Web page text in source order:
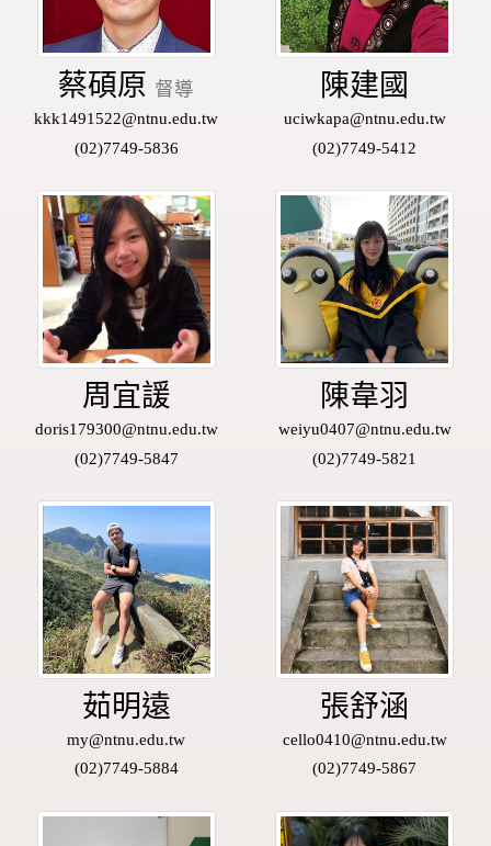
蔡碩原 督導
kkk1491522@ntnu.edu.tw
(02)7749-5836
陳建國
uciwkapa@ntnu.edu.tw
(02)7749-5412
周宜諼
doris179300@ntnu.edu.tw
(02)7749-5847
陳韋羽
weiyu0407@ntnu.edu.tw
(02)7749-5821
茹明遠
my@ntnu.edu.tw
(02)7749-5884
張舒涵
cello0410@ntnu.edu.tw
(02)7749-5867